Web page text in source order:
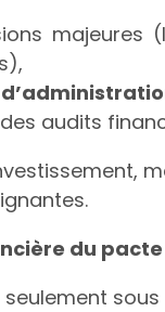
majeures
audits
du pacte
sous